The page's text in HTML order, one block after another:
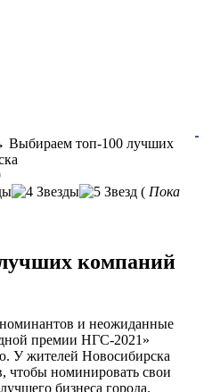
Выбираем топ-100 лучших
( Пока
компаний
и неожиданные
премии НГС-2021»
У жителей Новосибирска
чтобы номинировать свои
бизнеса города.